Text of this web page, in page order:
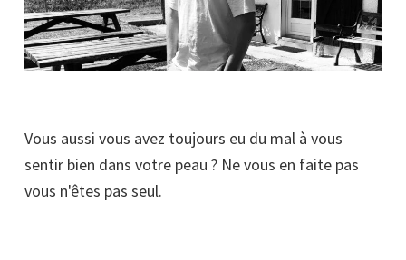
Vous aussi vous avez toujours eu du mal à vous
sentir bien dans votre peau ? Ne vous en faite pas
vous n'êtes pas seul.